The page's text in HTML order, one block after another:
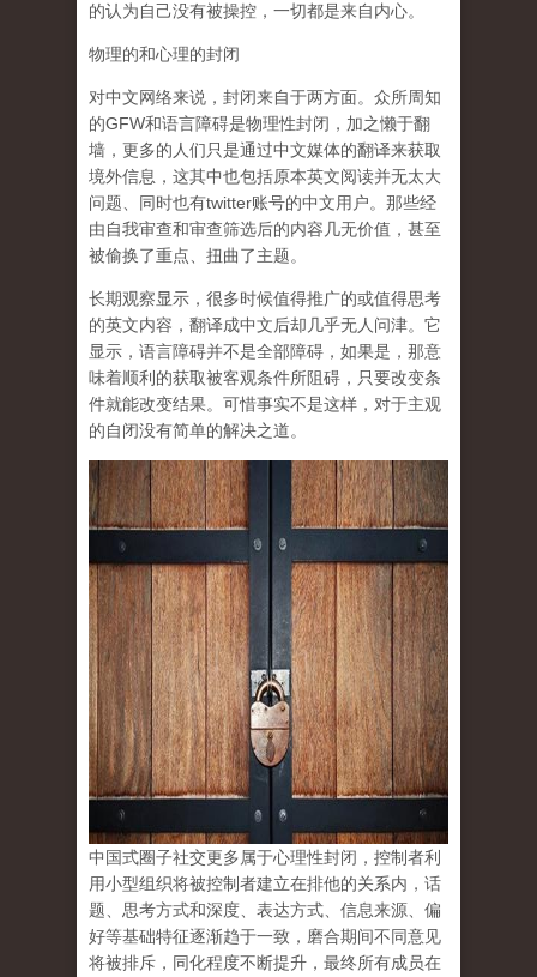
的认为自己没有被操控，一切都是来自内心。
物理的和心理的封闭
对中文网络来说，封闭来自于两方面。众所周知
的GFW和语言障碍是物理性封闭，加之懒于翻
墙，更多的人们只是通过中文媒体的翻译来获取
境外信息，这其中也包括原本英文阅读并无太大
问题、同时也有twitter账号的中文用户。那些经
由自我审查和审查筛选后的内容几无价值，甚至
被偷换了重点、扭曲了主题。
长期观察显示，很多时候值得推广的或值得思考
的英文内容，翻译成中文后却几乎无人问津。它
显示，语言障碍并不是全部障碍，如果是，那意
味着顺利的获取被客观条件所阻碍，只要改变条
件就能改变结果。可惜事实不是这样，对于主观
的自闭没有简单的解决之道。
中国式圈子社交更多属于心理性封闭，控制者利
用小型组织将被控制者建立在排他的关系内，话
题、思考方式和深度、表达方式、信息来源、偏
好等基础特征逐渐趋于一致，磨合期间不同意见
将被排斥，同化程度不断提升，最终所有成员在